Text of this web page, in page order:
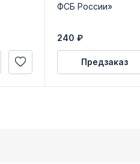
ФСБ России»
240 ₽
Предзаказ